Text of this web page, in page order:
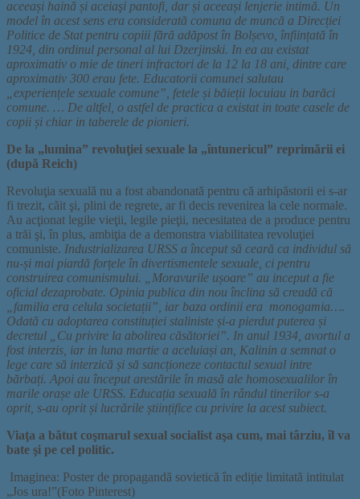
aceeași haină și aceiaşi pantofi, dar și aceeași lenjerie intimă. Un
model în acest sens era considerată comuna de muncă a Direcției
Politice de Stat pentru copiii fără adăpost în Bolșevo, înființată în
1924, din ordinul personal al lui Dzerjinski. In ea au existat
aproximativ o mie de tineri infractori de la 12 la 18 ani, dintre care
aproximativ 300 erau fete. Educatorii comunei salutau
„experiențele sexuale comune”, fetele și băieții locuiau in barăci
comune. … De altfel, o astfel de practica a existat in toate casele de
copii și chiar in taberele de pionieri.
De la „lumina” revoluţiei sexuale la „întunericul” reprimării ei
(după Reich)
Revoluţia sexuală nu a fost abandonată pentru că arhipăstorii ei s-ar
fi trezit, căit şi, plini de regrete, ar fi decis revenirea la cele normale.
Au acţionat legile vieţii, legile pieţii, necesitatea de a produce pentru
a trăi şi, în plus, ambiţia de a demonstra viabilitatea revoluţiei
comuniste. Industrializarea URSS a început să ceară ca individul să
nu-și mai piardă forțele în divertismentele sexuale, ci pentru
construirea comunismului. „Moravurile ușoare” au inceput a fie
oficial dezaprobate. Opinia publica din nou înclina să creadă că
„familia era celula societații”, iar baza ordinii era monogamia….
Odată cu adoptarea constituției staliniste și-a pierdut puterea și
decretul „Cu privire la abolirea căsătoriei”. In anul 1934, avortul a
fost interzis, iar in luna martie a aceluiași an, Kalinin a semnat o
lege care să interzică și să sancționeze contactul sexual intre
bărbați. Apoi au început arestările în masă ale homosexualilor în
marile orașe ale URSS. Educația sexuală în rândul tinerilor s-a
oprit, s-au oprit și lucrările științifice cu privire la acest subiect.
Viaţa a bătut coşmarul sexual socialist aşa cum, mai târziu, îl va
bate şi pe cel politic.
Imaginea: Poster de propagandă sovietică în ediție limitată intitulat
„Jos ura!”(Foto Pinterest)